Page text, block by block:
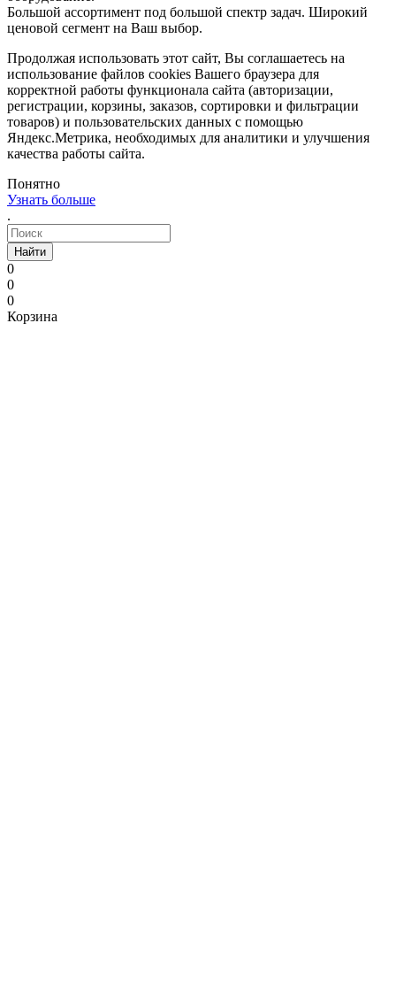
Большой ассортимент под большой спектр задач. Широкий
ценовой сегмент на Ваш выбор.
Продолжая использовать этот сайт, Вы соглашаетесь на
использование файлов cookies Вашего браузера для
корректной работы функционала сайта (авторизации,
регистрации, корзины, заказов, сортировки и фильтрации
товаров) и пользовательских данных с помощью
Яндекс.Метрика, необходимых для аналитики и улучшения
качества работы сайта.
Понятно
Узнать больше
.
Найти
0
0
0
Корзина